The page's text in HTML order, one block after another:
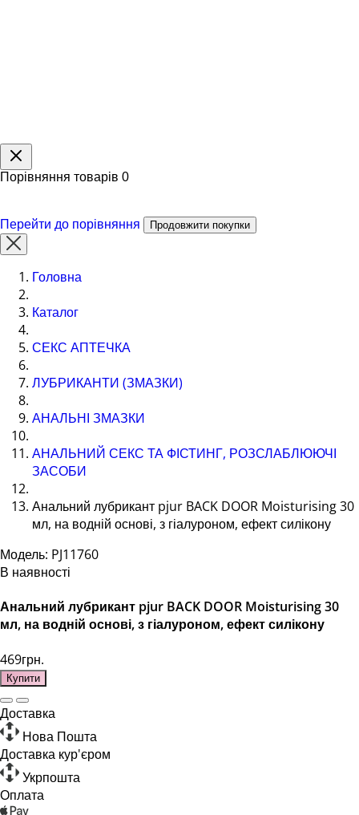
Порівняння товарів 0
Перейти до порівняння Продовжити покупки
Головна
Каталог
СЕКС АПТЕЧКА
ЛУБРИКАНТИ (ЗМАЗКИ)
АНАЛЬНІ ЗМАЗКИ
АНАЛЬНИЙ СЕКС ТА ФІСТИНГ, РОЗСЛАБЛЮЮЧІ
ЗАСОБИ
Анальний лубрикант pjur BACK DOOR Moisturising 30
мл, на водній основі, з гіалуроном, ефект силікону
Модель: PJ11760
В наявності
Анальний лубрикант pjur BACK DOOR Moisturising 30
мл, на водній основі, з гіалуроном, ефект силікону
469грн.
Купити
Доставка
Нова Пошта
Доставка кур'єром
Укрпошта
Оплата